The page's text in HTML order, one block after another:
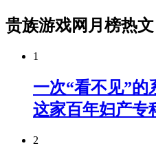
贵族游戏网月榜热文
1
一次“看不见”的
这家百年妇产专
2